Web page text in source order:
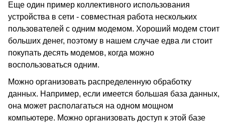
Еще один пример коллективного использования
устройства в сети - совместная работа нескольких
пользователей с одним модемом. Хороший модем стоит
больших денег, поэтому в нашем случае едва ли стоит
покупать десять модемов, когда можно
воспользоваться одним.
Можно организовать распределенную обработку
данных. Например, если имеется большая база данных,
она может располагаться на одном мощном
компьютере. Можно организовать доступ к этой базе